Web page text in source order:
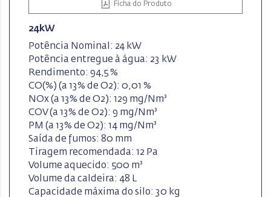
Ficha do Produto
24kW
Potência Nominal: 24 kW
Potência entregue à água: 23 kW
Rendimento: 94,5 %
CO(%) (a 13% de O2): 0,01 %
NOx (a 13% de O2): 129 mg/Nm³
COV (a 13% de O2): 9 mg/Nm³
PM (a 13% de O2): 14 mg/Nm³
Saída de fumos: 80 mm
Tiragem recomendada: 12 Pa
Volume aquecido: 500 m³
Volume da caldeira: 48 L
Capacidade máxima do silo: 30 kg